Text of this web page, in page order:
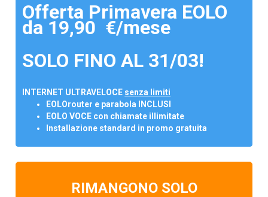
Offerta Primavera EOLO
da 19,90 €/mese
SOLO FINO AL 31/03!
INTERNET ULTRAVELOCE senza limiti
EOLOrouter e parabola INCLUSI
EOLO VOCE con chiamate illimitate
Installazione standard in promo gratuita
RIMANGONO SOLO